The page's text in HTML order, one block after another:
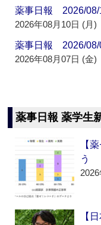
薬事日報 2026/08/
2026年08月10日 (月)
薬事日報 2026/08/
2026年08月07日 (金)
薬事日報 薬学生
【
う
【